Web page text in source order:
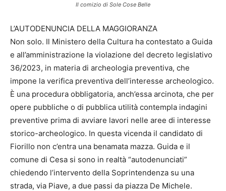
Il comizio di Sole Cose Belle
L’AUTODENUNCIA DELLA MAGGIORANZA
Non solo. Il Ministero della Cultura ha contestato a Guida
e all’amministrazione la violazione del decreto legislativo
36/2023, in materia di archeologia preventiva, che
impone la verifica preventiva dell’interesse archeologico.
È una procedura obbligatoria, anch’essa arcinota, che per
opere pubbliche o di pubblica utilità contempla indagini
preventive prima di avviare lavori nelle aree di interesse
storico-archeologico. In questa vicenda il candidato di
Fiorillo non c’entra una benamata mazza. Guida e il
comune di Cesa si sono in realtà “autodenunciati”
chiedendo l’intervento della Soprintendenza su una
strada, via Piave, a due passi da piazza De Michele.